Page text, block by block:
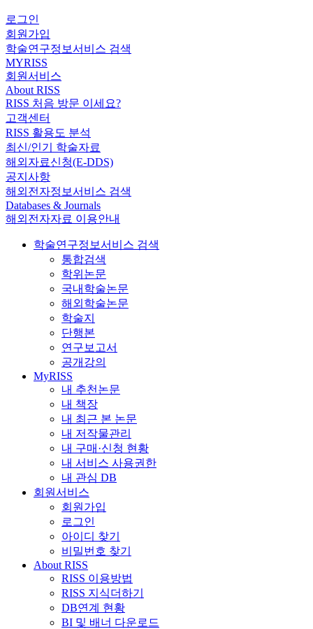
로그인
회원가입
학술연구정보서비스 검색
MYRISS
회원서비스
About RISS
RISS 처음 방문 이세요?
고객센터
RISS 활용도 분석
최신/인기 학술자료
해외자료신청(E-DDS)
공지사항
해외전자정보서비스 검색
Databases & Journals
해외전자자료 이용안내
학술연구정보서비스 검색
통합검색
학위논문
국내학술논문
해외학술논문
학술지
단행본
연구보고서
공개강의
MyRISS
내 추천논문
내 책장
내 최근 본 논문
내 저작물관리
내 구매·신청 현황
내 서비스 사용권한
내 관심 DB
회원서비스
회원가입
로그인
아이디 찾기
비밀번호 찾기
About RISS
RISS 이용방법
RISS 지식더하기
DB연계 현황
BI 및 배너 다운로드